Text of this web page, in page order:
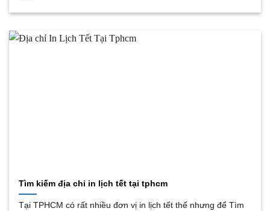
Tìm kiếm địa chỉ in lịch tết tại tphcm
Tại TPHCM có rất nhiều đơn vị in lịch tết thế nhưng để Tìm